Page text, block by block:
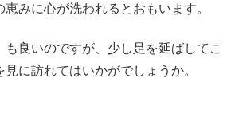
みに心が洗われるとおもいます。
良いのですが、少し足を延ばしてこ
に訪れてはいかがでしょうか。